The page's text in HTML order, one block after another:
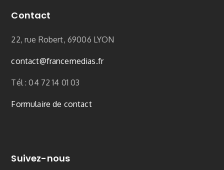
Contact
22, rue Robert, 69006 LYON
contact@francemedias.fr
Tél : 04 72 14 01 03
Formulaire de contact
Suivez-nous